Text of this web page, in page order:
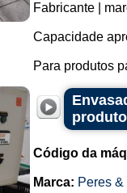
Fabricante |
Capacidade
Para produtos
Código da
Marca: Peres